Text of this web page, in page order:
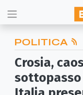
POLITICA
Crosia,